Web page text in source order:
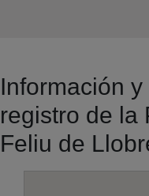
Información
registro de la
Feliu de